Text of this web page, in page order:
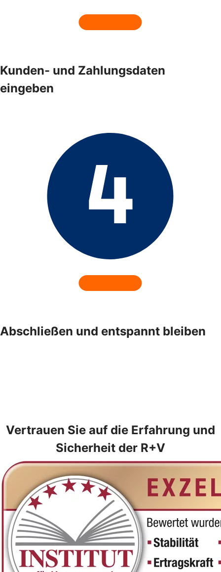
Kunden- und Zahlungsdaten
eingeben
Abschließen und entspannt bleiben
Vertrauen Sie auf die Erfahrung und
Sicherheit der R+V